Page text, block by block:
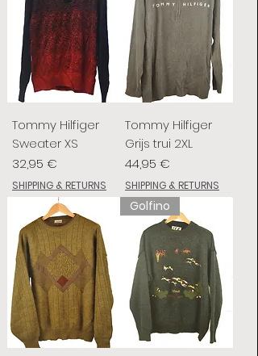
Tommy Hilfiger
Sweater XS
Preis
32,95 €
SHIPPING & RETURNS
Tommy Hilfiger
Grijs trui 2XL
Preis
44,95 €
SHIPPING & RETURNS
Golfino